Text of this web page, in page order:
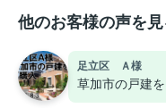
他のお客様の声を見
足立区 Ａ様
草加市の戸建